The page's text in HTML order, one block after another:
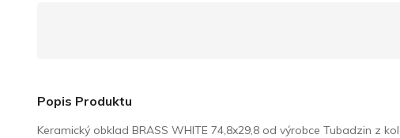
Popis Produktu
Keramický obklad BRASS WHITE 74,8x29,8 od výrobce Tubadzin z